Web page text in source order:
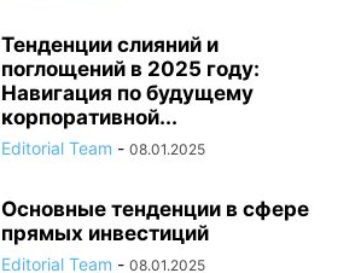
Тенденции слияний и
поглощений в 2025 году:
Навигация по будущему
корпоративной...
Editorial Team - 08.01.2025
Основные тенденции в сфере
прямых инвестиций
Editorial Team - 08.01.2025